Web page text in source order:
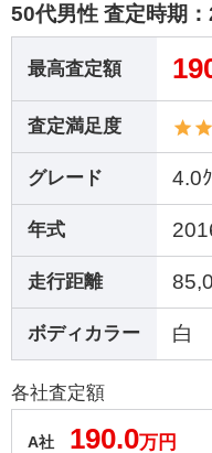
50代男性 査定時期：
最高査定額
査定満足度
グレード 4.0
年式
走行距離
ボディカラー 白
各社査定額
A社 190.0万円